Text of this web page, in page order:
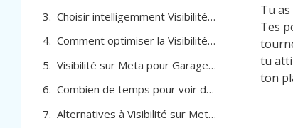
Choisir intelligemment Visibilité sur Meta pour Garage Automobile à Verviers
Comment optimiser la Visibilité sur Meta pour Garage Automobile à Verviers
Visibilité sur Meta pour Garage Automobile à Verviers
Combien de temps pour voir des résultats avec la visibilité Meta pour ton garage automobile à Verviers
Alternatives à Visibilité sur Meta pour Garage Automobile à Verviers
Tu
Tes
tu
ton